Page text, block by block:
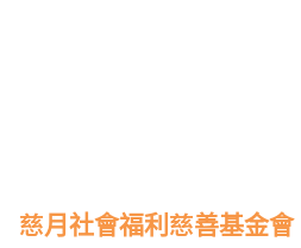
慈月社會福利慈善基金會